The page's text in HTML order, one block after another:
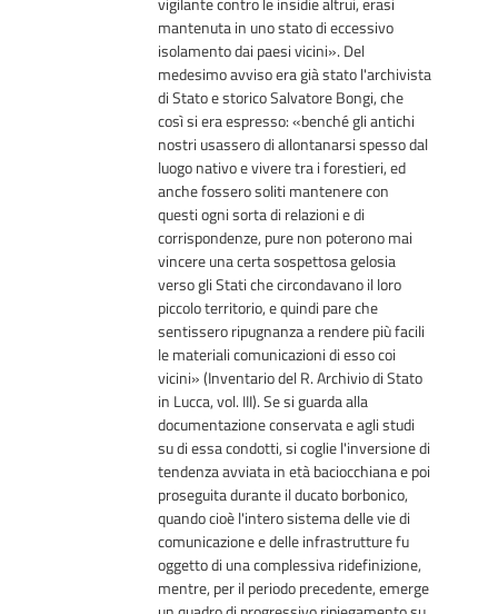
mantenuta in uno stato di eccessivo
isolamento dai paesi vicini». Del
medesimo avviso era già stato l'archivista
di Stato e storico Salvatore Bongi, che
così si era espresso: «benché gli antichi
nostri usassero di allontanarsi spesso dal
luogo nativo e vivere tra i forestieri, ed
anche fossero soliti mantenere con
questi ogni sorta di relazioni e di
corrispondenze, pure non poterono mai
vincere una certa sospettosa gelosia
verso gli Stati che circondavano il loro
piccolo territorio, e quindi pare che
sentissero ripugnanza a rendere più facili
le materiali comunicazioni di esso coi
vicini» (Inventario del R. Archivio di Stato
in Lucca, vol. III). Se si guarda alla
documentazione conservata e agli studi
su di essa condotti, si coglie l'inversione di
tendenza avviata in età baciocchiana e poi
proseguita durante il ducato borbonico,
quando cioè l'intero sistema delle vie di
comunicazione e delle infrastrutture fu
oggetto di una complessiva ridefinizione,
mentre, per il periodo precedente, emerge